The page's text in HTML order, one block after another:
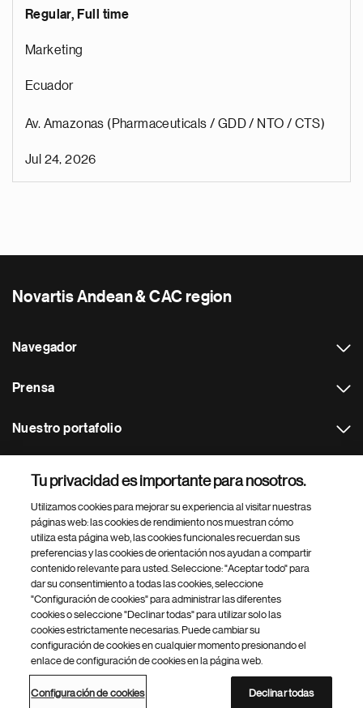
Regular, Full time
Marketing
Ecuador
Av. Amazonas (Pharmaceuticals / GDD / NTO / CTS)
Jul 24, 2026
Novartis Andean & CAC region
Navegador
Prensa
Nuestro portafolio
Footer Site Search
inferior
del
© 2026 Novartis AG
Política de privacidad Términos de uso
Accesibilidad
Configuración de cookies
Mapa del sitio
Tu privacidad es importante para nosotros.
Utilizamos cookies para mejorar su experiencia al visitar nuestras
páginas web: las cookies de rendimiento nos muestran cómo
utiliza esta página web, las cookies funcionales recuerdan sus
preferencias y las cookies de orientación nos ayudan a compartir
contenido relevante para usted. Seleccione: "Aceptar todo" para
dar su consentimiento a todas las cookies, seleccione
"Configuración de cookies" para administrar las diferentes
cookies o seleccione "Declinar todas" para utilizar solo las
cookies estrictamente necesarias. Puede cambiar su
configuración de cookies en cualquier momento presionando el
enlace de configuración de cookies en la página web.
Configuración de cookies Declinar todas